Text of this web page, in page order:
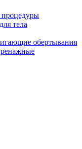
процедуры
тела
обертывания